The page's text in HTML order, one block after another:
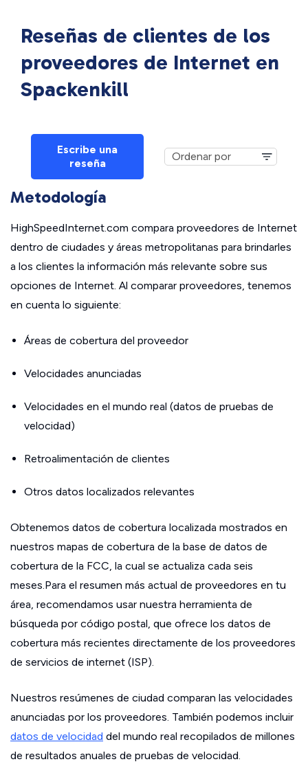
Reseñas de clientes de los
proveedores de Internet en
Spackenkill
Escribe una
reseña
Metodología
HighSpeedInternet.com compara proveedores de Internet
dentro de ciudades y áreas metropolitanas para brindarles
a los clientes la información más relevante sobre sus
opciones de Internet. Al comparar proveedores, tenemos
en cuenta lo siguiente:
Áreas de cobertura del proveedor
Velocidades anunciadas
Velocidades en el mundo real (datos de pruebas de
velocidad)
Retroalimentación de clientes
Otros datos localizados relevantes
Obtenemos datos de cobertura localizada mostrados en
nuestros mapas de cobertura de la base de datos de
cobertura de la FCC, la cual se actualiza cada seis
meses.Para el resumen más actual de proveedores en tu
área, recomendamos usar nuestra herramienta de
búsqueda por código postal, que ofrece los datos de
cobertura más recientes directamente de los proveedores
de servicios de internet (ISP).
Nuestros resúmenes de ciudad comparan las velocidades
anunciadas por los proveedores. También podemos incluir
datos de velocidad del mundo real recopilados de millones
de resultados anuales de pruebas de velocidad.